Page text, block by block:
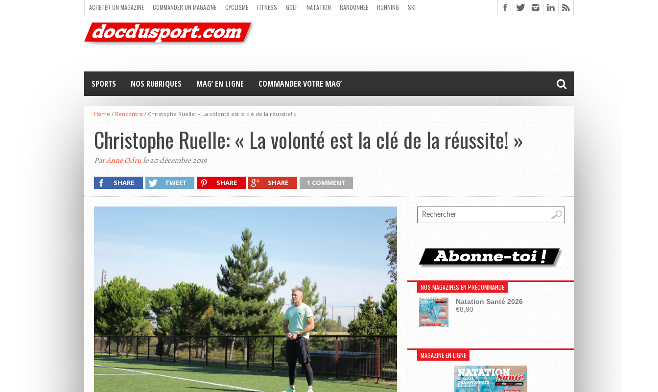
ACHETER UN MAGAZINE COMMANDER UN MAGAZINE CYCLISME FITNESS GOLF NATATION RANDONNÉE RUNNING
SKI
TRAIL RUNNING
TRIATHLON VOILE NEWSLETTER MAG’ EN LIGNE
SPORTS NOS RUBRIQUES MAG’ EN LIGNE COMMANDER VOTRE MAG’
Home / Rencontre / Christophe Ruelle: « La volonté est la clé de la réussite! »
Christophe Ruelle: « La volonté est la clé de la réussite! »
ParAnne Odrule 20 décembre 2019
SHARE TWEET SHARE SHARE 1 COMMENT
NOS MAGAZINES EN PRÉCOMMANDE
Natation Santé 2026
€8,90
MAGAZINE EN LIGNE